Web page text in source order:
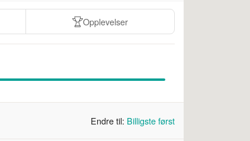
Opplevelser
Endre til: Billigste først